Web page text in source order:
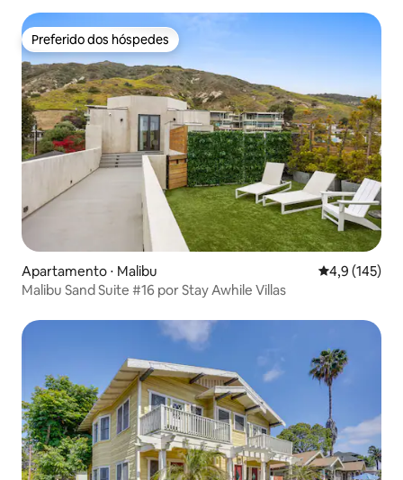
Preferido dos hóspedes
Preferido dos hóspedes
Apartamento ⋅ Malibu 4,9 de uma
4,9 (145)
Malibu Sand Suite #16 por Stay Awhile Villas